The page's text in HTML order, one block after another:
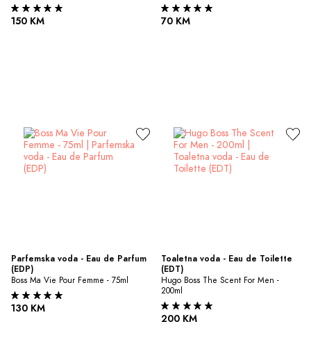
150 KM 70 KM
Parfemska voda - Eau de Parfum
(EDP)
Boss Ma Vie Pour Femme - 75ml
130 KM
Toaletna voda - Eau de Toilette
(EDT)
Hugo Boss The Scent For Men -
200ml
200 KM